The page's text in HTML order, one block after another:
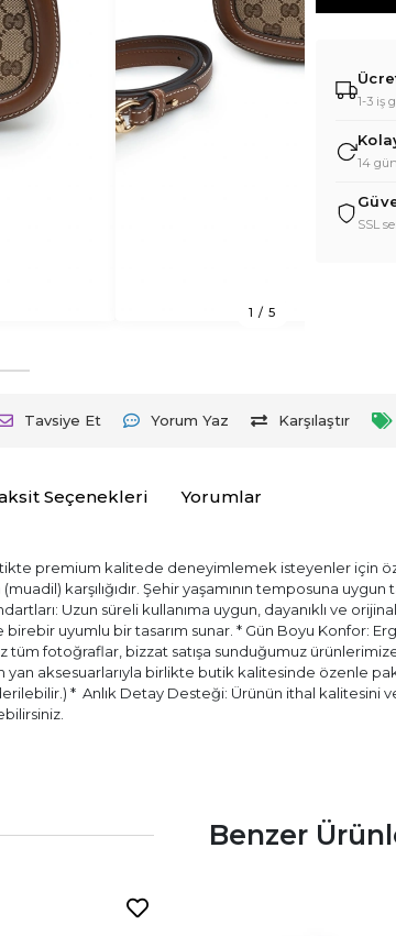
1 / 5
1-3 iş
14
SSL
Tavsiye Et Yorum Yaz Karşılaştır
Seçenekleri Yorumlar
premium kalitede deneyimlemek isteyenler için
karşılığıdır. Şehir yaşamının temposuna
Uzun süreli kullanıma uygun, dayanıklı ve
birebir uyumlu bir tasarım sunar. * Gün Boyu Konfor:
tüm fotoğraflar, bizzat satışa sunduğumuz
aksesuarlarıyla birlikte butik kalitesinde özenle
* ⁠ Anlık Detay Desteği: Ürünün ithal
Benzer